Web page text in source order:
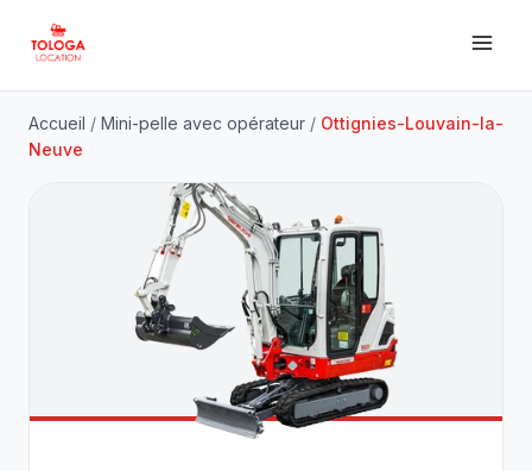
Accueil / Mini-pelle avec opérateur / Ottignies-Louvain-la-
Neuve